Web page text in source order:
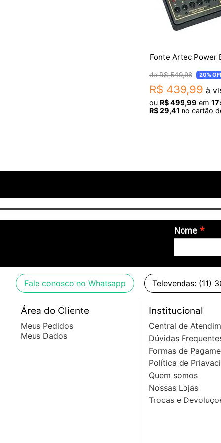
Fonte Artec Power
R$ 549,98 20%
R$ 439,99 à
ou R$499,99 em 17
R$29,41 no cartão
Nome
Fale conosco no Whatsapp Televendas: (11)
Área do Cliente
Meus Pedidos
Meus Dados
Institucional
Central de
Dúvidas
Formas de
Política de
Quem somos
Nossas Lojas
Trocas e